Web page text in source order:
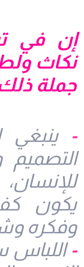
إن في
نكاث
جملة
-
التصميم
يكون
وفكره
-اللباس